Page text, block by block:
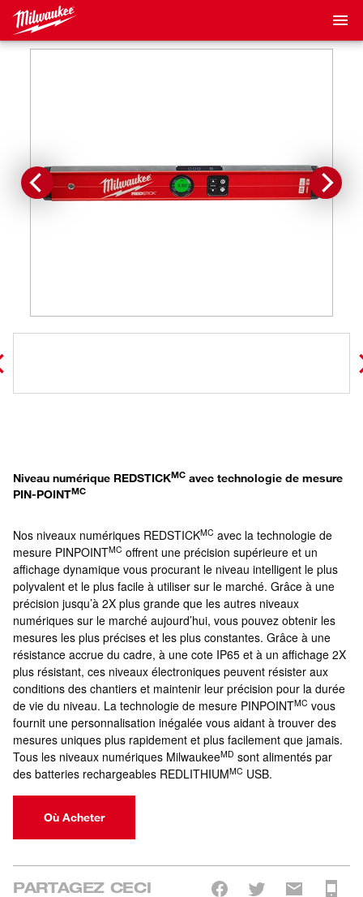
Niveau numérique REDSTICKMC avec technologie de mesure
PIN-POINTMC
Nos niveaux numériques REDSTICKMC avec la technologie de
mesure PINPOINTMC offrent une précision supérieure et un
affichage dynamique vous procurant le niveau intelligent le plus
polyvalent et le plus facile à utiliser sur le marché. Grâce à une
précision jusqu’à 2X plus grande que les autres niveaux
numériques sur le marché aujourd’hui, vous pouvez obtenir les
mesures les plus précises et les plus constantes. Grâce à une
résistance accrue du cadre, à une cote IP65 et à un affichage 2X
plus résistant, ces niveaux électroniques peuvent résister aux
conditions des chantiers et maintenir leur précision pour la durée
de vie du niveau. La technologie de mesure PINPOINTMC vous
fournit une personnalisation inégalée vous aidant à trouver des
mesures uniques plus rapidement et plus facilement que jamais.
Tous les niveaux numériques MilwaukeeMD sont alimentés par
des batteries rechargeables REDLITHIUMMC USB.
Où Acheter
PARTAGEZ CECI